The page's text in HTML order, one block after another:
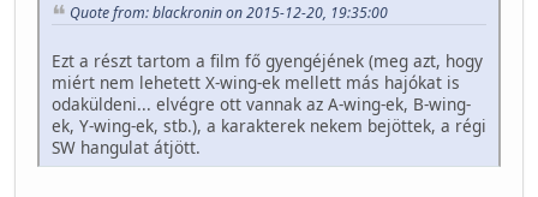
Quote from: blackronin on 2015-12-20, 19:35:00
Ezt a részt tartom a film fő gyengéjének (meg azt, hogy
miért nem lehetett X-wing-ek mellett más hajókat is
odaküldeni... elvégre ott vannak az A-wing-ek, B-wing-
ek, Y-wing-ek, stb.), a karakterek nekem bejöttek, a régi
SW hangulat átjött.